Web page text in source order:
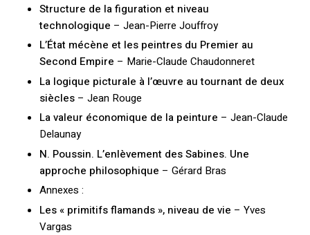
Structure de la figuration et niveau
technologique – Jean-Pierre Jouffroy
L’État mécène et les peintres du Premier au
Second Empire – Marie-Claude Chaudonneret
La logique picturale à l’œuvre au tournant de deux
siècles – Jean Rouge
La valeur économique de la peinture – Jean-Claude
Delaunay
N. Poussin. L’enlèvement des Sabines. Une
approche philosophique – Gérard Bras
Annexes :
Les « primitifs flamands », niveau de vie – Yves
Vargas